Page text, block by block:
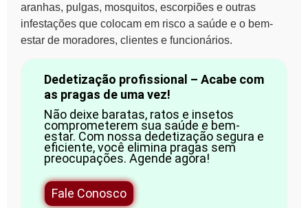
aranhas, pulgas, mosquitos, escorpiões e outras
infestações que colocam em risco a saúde e o bem-
estar de moradores, clientes e funcionários.
Dedetização profissional – Acabe com
as pragas de uma vez!
Não deixe baratas, ratos e insetos
comprometerem sua saúde e bem-
estar. Com nossa dedetização segura e
eficiente, você elimina pragas sem
preocupações. Agende agora!
Fale Conosco